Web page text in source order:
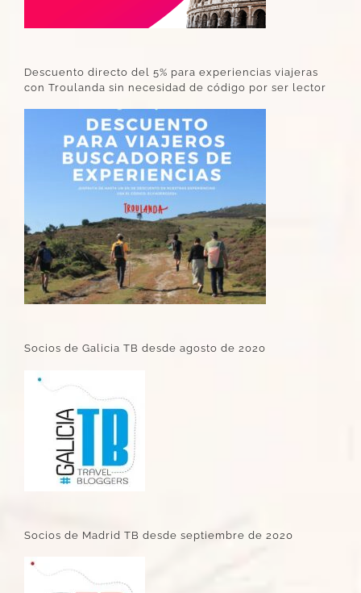
Descuento directo del 5% para experiencias viajeras
con Troulanda sin necesidad de código por ser lector
Socios de Galicia TB desde agosto de 2020
Socios de Madrid TB desde septiembre de 2020